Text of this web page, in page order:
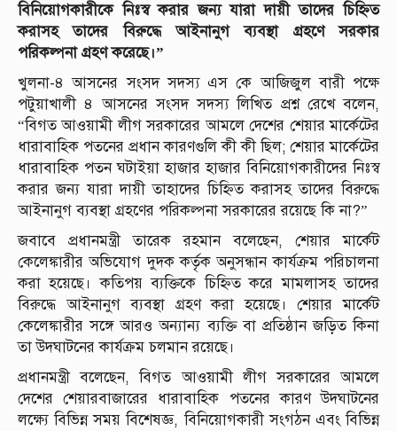
বিনিয়োগকারীকে নিঃস্ব করার জন্য যারা দায়ী তাদের চিহ্নিত
করাসহ তাদের বিরুদ্ধে আইনানুগ ব্যবস্থা গ্রহণে সরকার
পরিকল্পনা গ্রহণ করেছে।”
খুলনা-৪ আসনের সংসদ সদস্য এস কে আজিজুল বারী পক্ষে
পটুয়াখালী ৪ আসনের সংসদ সদস্য লিখিত প্রশ্ন রেখে বলেন,
“বিগত আওয়ামী লীগ সরকারের আমলে দেশের শেয়ার মার্কেটের
ধারাবাহিক পতনের প্রধান কারণগুলি কী কী ছিল; শেয়ার মার্কেটের
ধারাবাহিক পতন ঘটাইয়া হাজার হাজার বিনিয়োগকারীদের নিঃস্ব
করার জন্য যারা দায়ী তাহাদের চিহ্নিত করাসহ তাদের বিরুদ্ধে
আইনানুগ ব্যবস্থা গ্রহণের পরিকল্পনা সরকারের রয়েছে কি না?”
জবাবে প্রধানমন্ত্রী তারেক রহমান বলেছেন, শেয়ার মার্কেট
কেলেঙ্কারীর অভিযোগ দুদক কর্তৃক অনুসন্ধান কার্যক্রম পরিচালনা
করা হয়েছে। কতিপয় ব্যক্তিকে চিহ্নিত করে মামলাসহ তাদের
বিরুদ্ধে আইনানুগ ব্যবস্থা গ্রহণ করা হয়েছে। শেয়ার মার্কেট
কেলেঙ্কারীর সঙ্গে আরও অন্যান্য ব্যক্তি বা প্রতিষ্ঠান জড়িত কিনা
তা উদঘাটনের কার্যক্রম চলমান রয়েছে।
প্রধানমন্ত্রী বলেছেন, বিগত আওয়ামী লীগ সরকারের আমলে
দেশের শেয়ারবাজারের ধারাবাহিক পতনের কারণ উদঘাটনের
লক্ষ্যে বিভিন্ন সময় বিশেষজ্ঞ, বিনিয়োগকারী সংগঠন এবং বিভিন্ন